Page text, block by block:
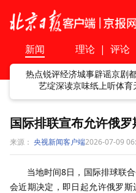
新闻 理论 | 评论
热点锐评经济城事辟谣京剧
艺绽深读京味纸上听体育
国际排联宣布允许俄
来源： 央视新闻客户端2026-07-09
当地时间8日，国际排球联
会近期决定，即日起允许俄罗